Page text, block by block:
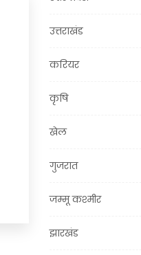
उत्तराखंड
करियर
कृषि
खेल
गुजरात
जम्मू कश्मीर
झारखंड